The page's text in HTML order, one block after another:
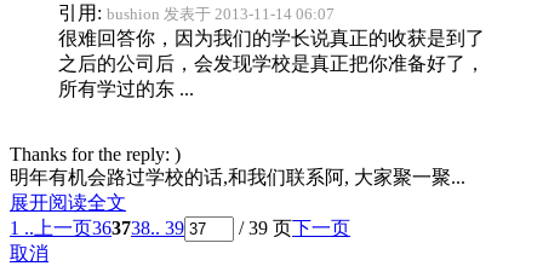
引用: bushion 发表于 2013-11-14 06:07
很难回答你，因为我们的学长说真正的收获是到了
之后的公司后，会发现学校是真正把你准备好了，
所有学过的东 ...
Thanks for the reply: )
明年有机会路过学校的话,和我们联系阿, 大家聚一聚...
展开阅读全文
1 .. 上一页363738.. 39 / 39 页下一页
取消